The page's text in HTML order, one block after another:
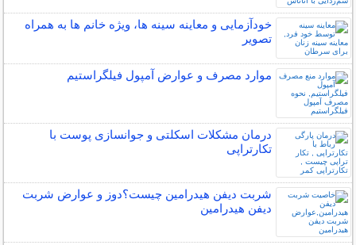
خودآزمایی و معاینه سینه ها، ویژه خانم ها به همراه
تصویر
موارد مصرف و عوارض آمپول فیلگراستیم
درمان مشکلات اسکلتی و جوانسازی پوست با
تکارتراپی
شربت دیفن هیدرامین چیست؟دوز و عوارض شربت
دیفن هیدرامین